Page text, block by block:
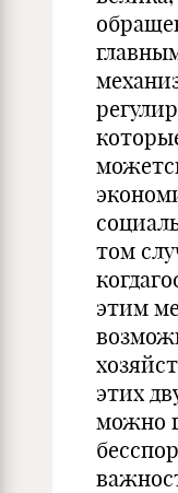
том
этим
этих
можно